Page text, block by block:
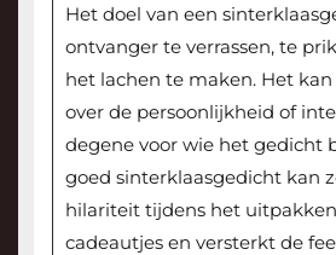
Het doel van een
ontvanger te verrassen, te
het lachen te maken. Het
over de persoonlijkheid of
degene voor wie het gedicht
goed sinterklaasgedicht kan
hilariteit tijdens het
cadeautjes en versterkt de